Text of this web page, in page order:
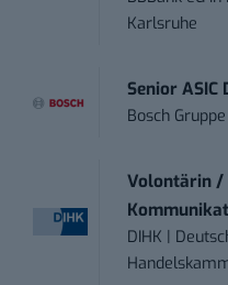
Karlsruhe
Senior ASIC
Bosch Gruppe
Volontärin
DIHK |